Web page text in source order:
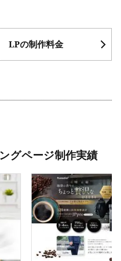
LPの制作料金
グページ制作実績